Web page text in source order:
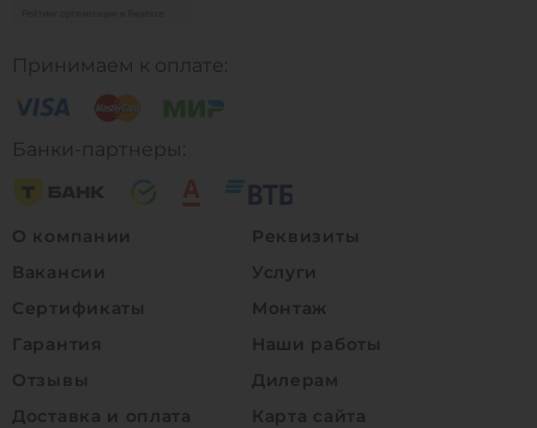
Принимаем к оплате:
Банки-партнеры:
О компании
Вакансии
Сертификаты
Гарантия
Отзывы
Доставка и оплата
Реквизиты
Услуги
Монтаж
Наши работы
Дилерам
Карта сайта